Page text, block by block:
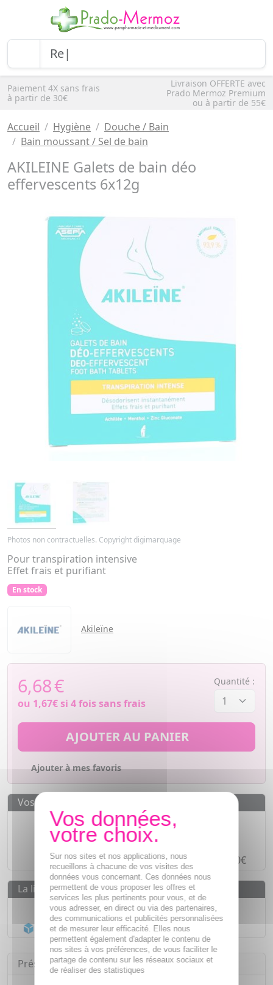
Paiement 4X sans frais
à partir de 30€
Livraison OFFERTE avec
Prado Mermoz Premium
ou à partir de 55€
Accueil Hygiène
Douche / Bain
Bain moussant / Sel de bain
AKILEINE Galets de bain déo
effervescents 6x12g
Photos non contractuelles. Copyright digimarquage
Pour transpiration intensive
Effet frais et purifiant
En stock
Akileïne
6,68€
ou 1,67€si 4 fois sans frais
Quantité :
AJOUTER AU PANIER
Ajouter à mes favoris
Vos avantages
Des prixIMBATTABLES
Paiement en ligneSÉCURISÉ
Paiement en4 fois sans fraisà partir de 30€
La livraison
Livraison gratuite dès55€
Acheminement Chronoposten 24h*
Présentation
Sur nos sites et nos applications, nous
recueillons à chacune de vos visites des
données vous concernant. Ces données nous
permettent de vous proposer les offres et
services les plus pertinents pour vous, et de
vous adresser, en direct ou via des partenaires,
des communications et publicités personnalisées
et de mesurer leur efficacité. Elles nous
permettent également d'adapter le contenu de
nos sites à vos préférences, de vous faciliter le
partage de contenu sur les réseaux sociaux et
de réaliser des statistiques